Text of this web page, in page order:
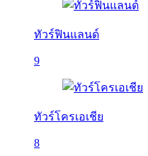
ทัวร์ฟินแลนด์
9
ทัวร์โครเอเชีย
8